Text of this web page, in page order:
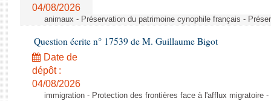
04/08/2026
animaux - Préservation du patrimoine cynophile français -
Question écrite n° 17539 de M. Guillaume Bigot
Date de
dépôt :
04/08/2026
immigration - Protection des frontières face à l'afflux migratoire